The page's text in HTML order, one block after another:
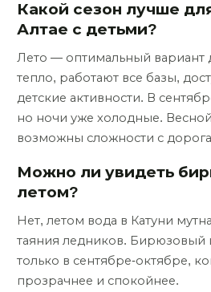
Какой сезон лучше
Алтае с детьми?
Лето — оптимальный вариант
тепло, работают все базы,
детские активности. В
но ночи уже холодные.
возможны сложности с
Можно ли увидеть
летом?
Нет, летом вода в Катуни
таяния ледников. Бирюзовый
только в сентябре-октябре,
прозрачнее и спокойнее.